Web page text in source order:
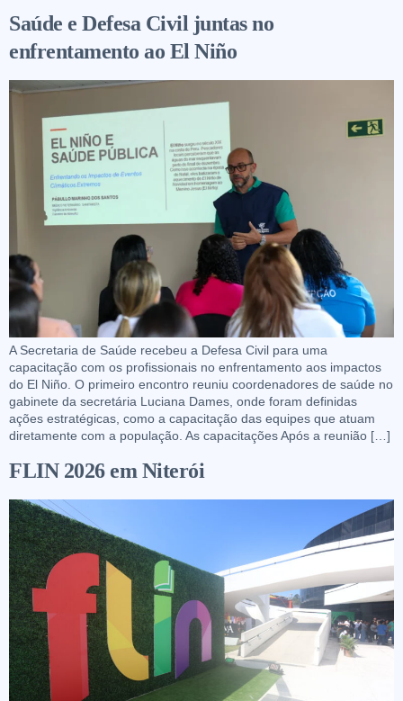
Saúde e Defesa Civil juntas no
enfrentamento ao El Niño
A Secretaria de Saúde recebeu a Defesa Civil para uma
capacitação com os profissionais no enfrentamento aos impactos
do El Niño. O primeiro encontro reuniu coordenadores de saúde no
gabinete da secretária Luciana Dames, onde foram definidas
ações estratégicas, como a capacitação das equipes que atuam
diretamente com a população. As capacitações Após a reunião […]
FLIN 2026 em Niterói